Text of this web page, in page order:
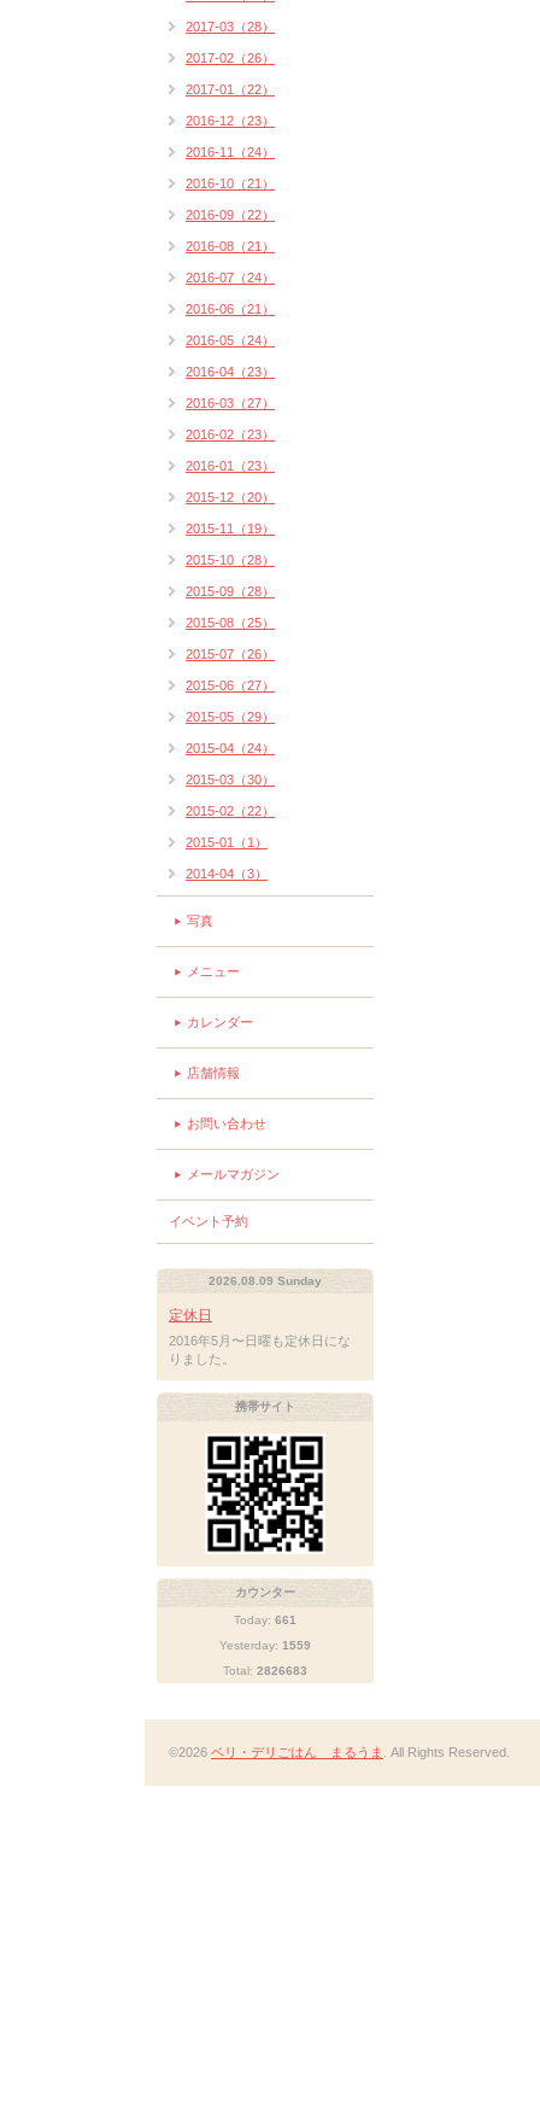
2017-03（28）
2017-02（26）
2017-01（22）
2016-12（23）
2016-11（24）
2016-10（21）
2016-09（22）
2016-08（21）
2016-07（24）
2016-06（21）
2016-05（24）
2016-04（23）
2016-03（27）
2016-02（23）
2016-01（23）
2015-12（20）
2015-11（19）
2015-10（28）
2015-09（28）
2015-08（25）
2015-07（26）
2015-06（27）
2015-05（29）
2015-04（24）
2015-03（30）
2015-02（22）
2015-01（1）
2014-04（3）
写真
メニュー
カレンダー
店舗情報
お問い合わせ
メールマガジン
イベント予約
2026.08.09 Sunday
定休日
2016年5月〜日曜も定休日にな
りました。
携帯サイト
カウンター
Today: 661
Yesterday: 1559
Total: 2826683
©2026 ベリ・デリごはん まるうま . All Rights Reserved.